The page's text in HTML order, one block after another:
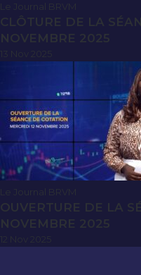
Le Journal BRVM
CLÔTURE DE LA
NOVEMBRE 2025
Le Journal BRVM
OUVERTURE DE LA
NOVEMBRE 2025